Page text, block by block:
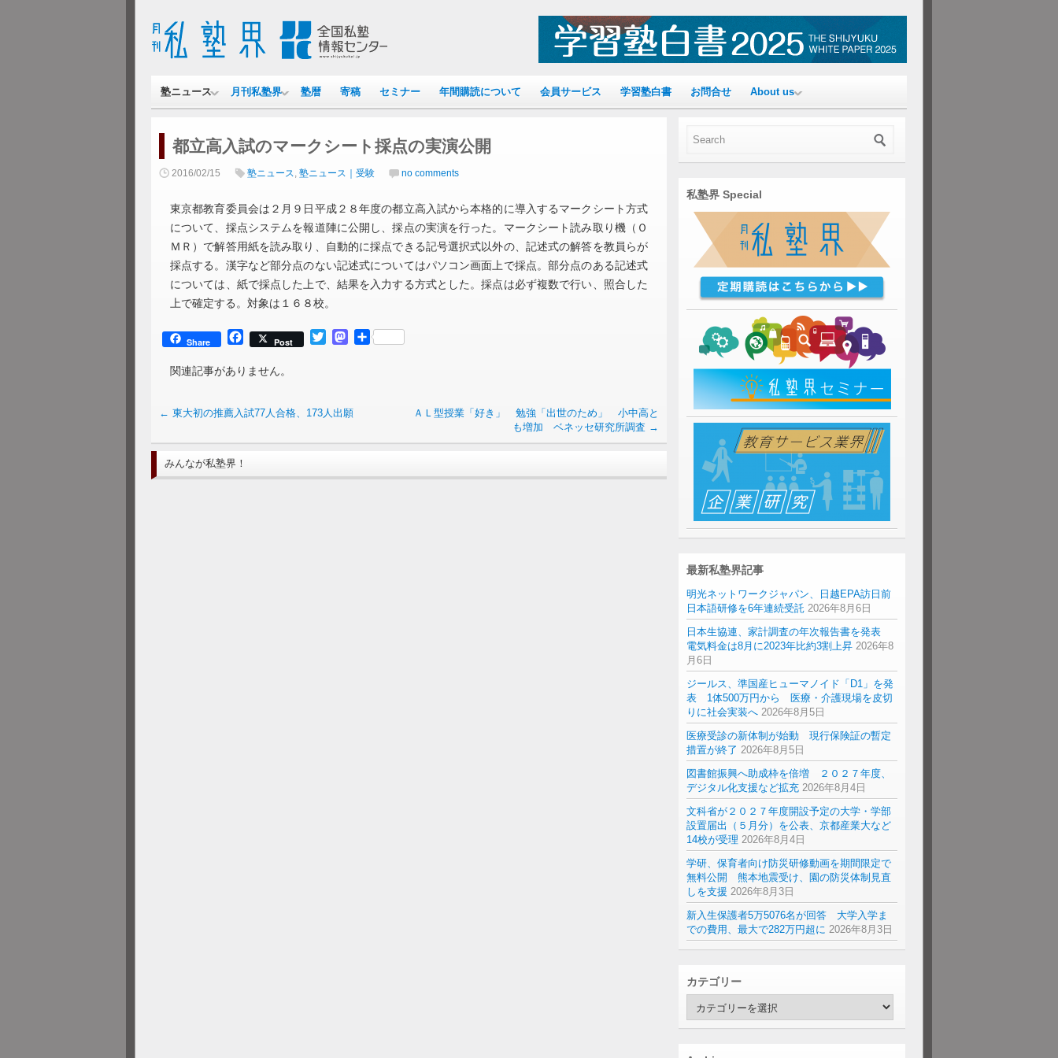
塾ニュース 月刊私塾界 塾暦 寄稿 セミナー 年間購読について 会員サービス 学習塾白書 お問合せ About us
都立高入試のマークシート採点の実演公開
2016/02/15 塾ニュース, 塾ニュース｜受験 no comments
東京都教育委員会は２月９日平成２８年度の都立高入試から本格的に導入するマークシート方式
について、採点システムを報道陣に公開し、採点の実演を行った。マークシート読み取り機（Ｏ
ＭＲ）で解答用紙を読み取り、自動的に採点できる記号選択式以外の、記述式の解答を教員らが
採点する。漢字など部分点のない記述式についてはパソコン画面上で採点。部分点のある記述式
については、紙で採点した上で、結果を入力する方式とした。採点は必ず複数で行い、照合した
上で確定する。対象は１６８校。
Share Facebook
Post TwitterMastodon
共
関連記事がありません。
← 東大初の推薦入試77人合格、173人出願
ＡＬ型授業「好き」 勉強「出世のため」 小中高と
も増加 ベネッセ研究所調査 →
みんなが私塾界！
私塾界 Special
最新私塾界記事
明光ネットワークジャパン、日越EPA訪日前
日本語研修を6年連続受託 2026年8月6日
日本生協連、家計調査の年次報告書を発表
電気料金は8月に2023年比約3割上昇 2026年8
月6日
ジールス、準国産ヒューマノイド「D1」を発
表 1体500万円から 医療・介護現場を皮切
りに社会実装へ 2026年8月5日
医療受診の新体制が始動 現行保険証の暫定
措置が終了 2026年8月5日
図書館振興へ助成枠を倍増 ２０２７年度、
デジタル化支援など拡充 2026年8月4日
文科省が２０２７年度開設予定の大学・学部
設置届出（５月分）を公表、京都産業大など
14校が受理 2026年8月4日
学研、保育者向け防災研修動画を期間限定で
無料公開 熊本地震受け、園の防災体制見直
しを支援 2026年8月3日
新入生保護者5万5076名が回答 大学入学ま
での費用、最大で282万円超に 2026年8月3日
カテゴリー
ゴ